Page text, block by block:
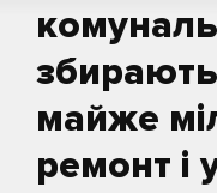
майже
ремонт і